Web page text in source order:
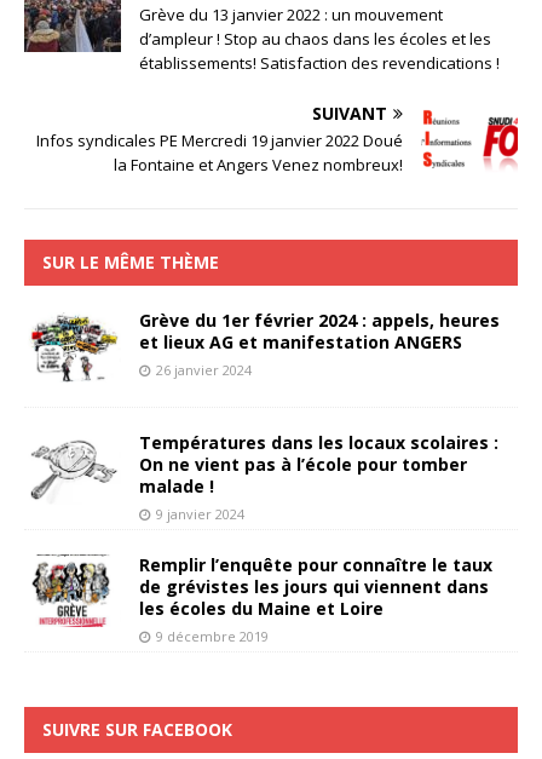
Grève du 13 janvier 2022 : un mouvement
d’ampleur ! Stop au chaos dans les écoles et les
établissements! Satisfaction des revendications !
SUIVANT
Infos syndicales PE Mercredi 19 janvier 2022 Doué
la Fontaine et Angers Venez nombreux!
SUR LE MÊME THÈME
Grève du 1er février 2024 : appels, heures
et lieux AG et manifestation ANGERS
26 janvier 2024
Températures dans les locaux scolaires :
On ne vient pas à l’école pour tomber
malade !
9 janvier 2024
Remplir l’enquête pour connaître le taux
de grévistes les jours qui viennent dans
les écoles du Maine et Loire
9 décembre 2019
SUIVRE SUR FACEBOOK